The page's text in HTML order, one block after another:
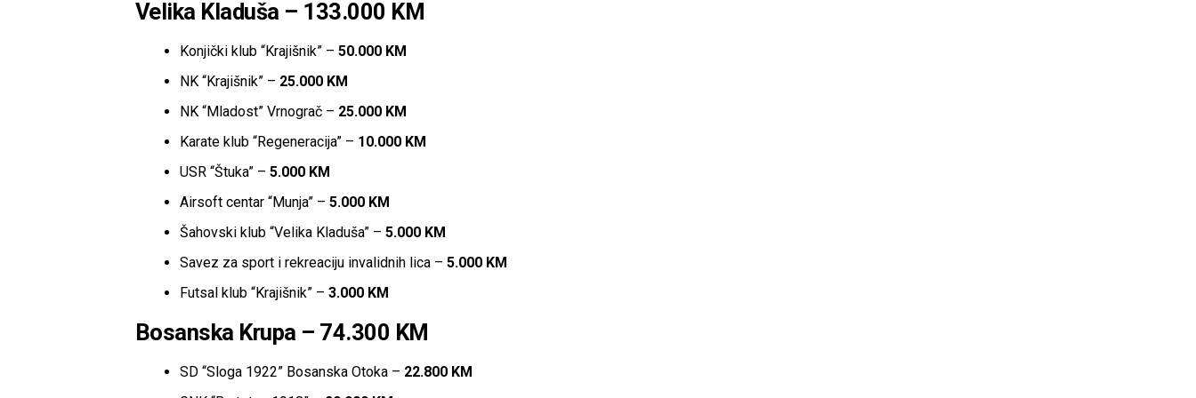
Velika Kladuša – 133.000 KM
Konjički klub “Krajišnik” – 50.000 KM
NK “Krajišnik” – 25.000 KM
NK “Mladost” Vrnograč – 25.000 KM
Karate klub “Regeneracija” – 10.000 KM
USR “Štuka” – 5.000 KM
Airsoft centar “Munja” – 5.000 KM
Šahovski klub “Velika Kladuša” – 5.000 KM
Savez za sport i rekreaciju invalidnih lica – 5.000 KM
Futsal klub “Krajišnik” – 3.000 KM
Bosanska Krupa – 74.300 KM
SD “Sloga 1922” Bosanska Otoka – 22.800 KM